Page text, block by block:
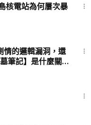
核電站為何屢次暴
情的邏輯漏洞，還
筆記】是什麼關
似_同陵同穴，歷